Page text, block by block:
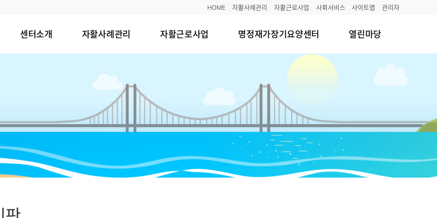
HOME 자활사례관리 자활근로사업 사회서비스 사이트맵 관리자
센터소개 자활사례관리 자활근로사업 명정재가장기요양센터 열린마당